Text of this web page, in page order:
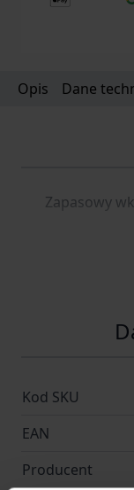
Opis Dane
Zapasowy
Kod SKU
EAN
Producent